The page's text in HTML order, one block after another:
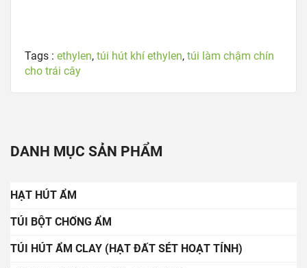
Tags : ethylen, túi hút khí ethylen, túi làm chậm chín
cho trái cây
DANH MỤC SẢN PHẨM
HẠT HÚT ẨM
TÚI BỘT CHỐNG ẨM
TÚI HÚT ẨM CLAY (HẠT ĐẤT SÉT HOẠT TÍNH)